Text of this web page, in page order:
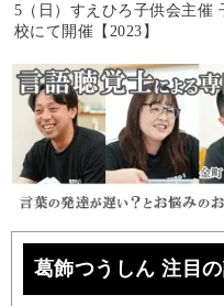
5（日）すえひろ子供会主催
校にて開催【2023】
葛飾つうしん 注目の